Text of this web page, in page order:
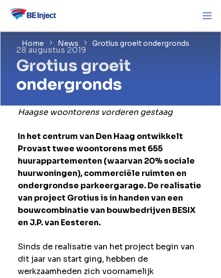
Home News Grotius groeit ondergronds
28 augustus 2019
Grotius groeit
ondergronds
Haagse woontorens vorderen gestaag
In het centrum van Den Haag ontwikkelt
Provast twee woontorens met 655
huurappartementen (waarvan 20% sociale
huurwoningen), commerciële ruimten en
ondergrondse parkeergarage. De realisatie
van project Grotius is in handen van een
bouwcombinatie van bouwbedrijven BESIX
en J.P. van Eesteren.
Sinds de realisatie van het project begin van
dit jaar van start ging, hebben de
werkzaamheden zich voornamelijk